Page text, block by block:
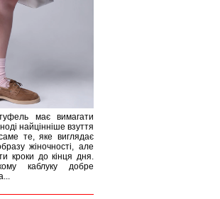
має вимагати
найцінніше взуття
те, яке виглядає
жіночності, але
кроки до кінця дня.
каблуку добре